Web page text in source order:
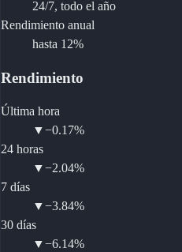
24/7, todo el año
Rendimiento anual
hasta 12%
Rendimiento
Última hora
▼−0.17%
24 horas
▼−2.04%
7 días
▼−3.84%
30 días
▼−6.14%